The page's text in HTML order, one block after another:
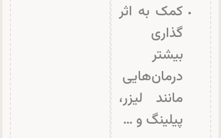
کمک به اثر
گذاری
بیشتر
درمان‌هایی
مانند لیزر،
پیلینگ و …